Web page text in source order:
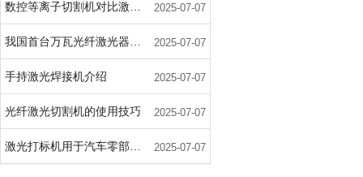
2025-07-07
2025-07-07
手持激光焊接机介绍 2025-07-07
光纤激光切割机的使用技巧 2025-07-07
2025-07-07